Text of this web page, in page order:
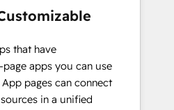
that have
apps you can use
pages can connect
in a unified